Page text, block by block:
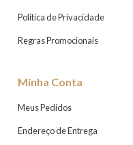
Política de Privacidade
Regras Promocionais
Minha Conta
Meus Pedidos
Endereço de Entrega